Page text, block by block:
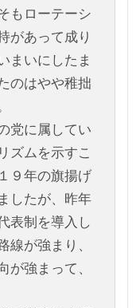
もローテーシ
があって成り
まいにしたま
のはやや稚拙
党に属してい
ズムを示すこ
９年の旗揚げ
したが、昨年
表制を導入し
線が強まり、
が強まって、